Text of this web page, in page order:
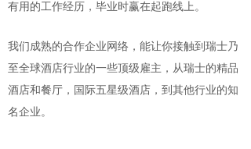
有用的工作经历，毕业时赢在起跑线上。
我们成熟的合作企业网络，能让你接触到瑞士乃
至全球酒店行业的一些顶级雇主，从瑞士的精品
酒店和餐厅，国际五星级酒店，到其他行业的知
名企业。